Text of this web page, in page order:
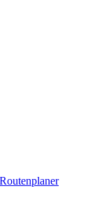
Routenplaner